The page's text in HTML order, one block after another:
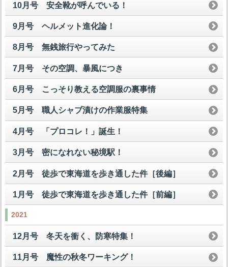
10月号 安全靴が呼んでいる！
9月号 ヘルメット進化論！
8月号 無銭旅行やってみた
7月号 その空調、暴風につき
6月号 こっそり教える空調服の裏事情
5月号 職人シャブ漬けの作業服特集
4月号 「プロコレ！」誕生！
3月号 密になれない秘境駅！
2月号 徒歩で東海道を歩き通した件［後編］
1月号 徒歩で東海道を歩き通した件［前編］
2021
12月号 冬天を衝く、防寒特集！
11月号 魔性の秋冬ワーキング！